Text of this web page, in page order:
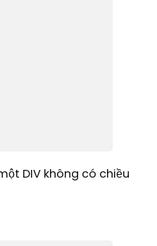
DIV không có chiều